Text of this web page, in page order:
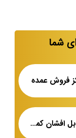
شما
نمایندگی فروش اصلی کابل افشان کمان